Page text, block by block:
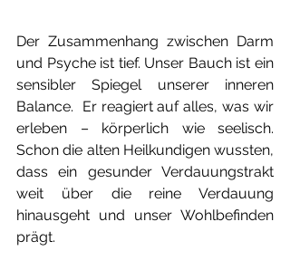
Der Zusammenhang zwischen Darm
und Psyche ist tief. Unser Bauch ist ein
sensibler Spiegel unserer inneren
Balance.  Er reagiert auf alles, was wir
erleben – körperlich wie seelisch.
Schon die alten Heilkundigen wussten,
dass ein gesunder Verdauungstrakt
weit über die reine Verdauung
hinausgeht und unser Wohlbefinden
prägt.